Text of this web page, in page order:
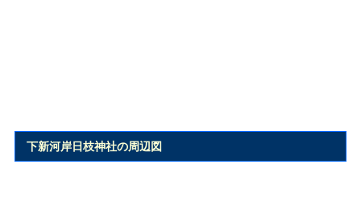
下新河岸日枝神社の周辺図